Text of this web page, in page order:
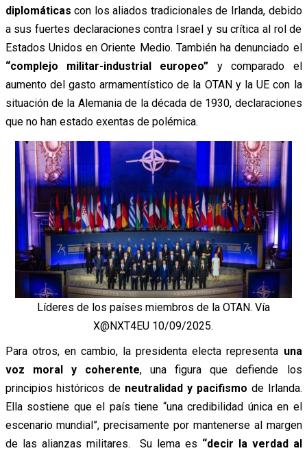
diplomáticas con los aliados tradicionales de Irlanda, debido
a sus fuertes declaraciones contra Israel y su crítica al rol de
Estados Unidos en Oriente Medio. También ha denunciado el
“complejo militar-industrial europeo” y comparado el
aumento del gasto armamentístico de la OTAN y la UE con la
situación de la Alemania de la década de 1930, declaraciones
que no han estado exentas de polémica.
Líderes de los países miembros de la OTAN. Vía
X@NXT4EU 10/09/2025.
Para otros, en cambio, la presidenta electa representa una
voz moral y coherente, una figura que defiende los
principios históricos de neutralidad y pacifismo de Irlanda.
Ella sostiene que el país tiene “una credibilidad única en el
escenario mundial”, precisamente por mantenerse al margen
de las alianzas militares. Su lema es “decir la verdad al